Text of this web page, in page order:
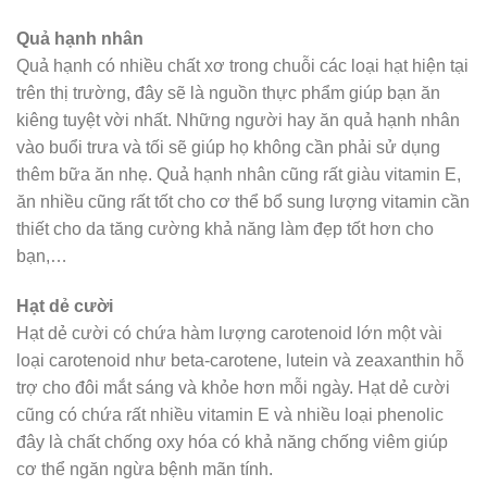
Quả hạnh nhân
Quả hạnh có nhiều chất xơ trong chuỗi các loại hạt hiện tại
trên thị trường, đây sẽ là nguồn thực phẩm giúp bạn ăn
kiêng tuyệt vời nhất. Những người hay ăn quả hạnh nhân
vào buổi trưa và tối sẽ giúp họ không cần phải sử dụng
thêm bữa ăn nhẹ. Quả hạnh nhân cũng rất giàu vitamin E,
ăn nhiều cũng rất tốt cho cơ thể bổ sung lượng vitamin cần
thiết cho da tăng cường khả năng làm đẹp tốt hơn cho
bạn,…
Hạt dẻ cười
Hạt dẻ cười có chứa hàm lượng carotenoid lớn một vài
loại carotenoid như beta-carotene, lutein và zeaxanthin hỗ
trợ cho đôi mắt sáng và khỏe hơn mỗi ngày. Hạt dẻ cười
cũng có chứa rất nhiều vitamin E và nhiều loại phenolic
đây là chất chống oxy hóa có khả năng chống viêm giúp
cơ thể ngăn ngừa bệnh mãn tính.